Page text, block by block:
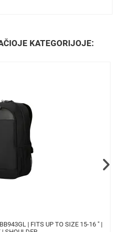
KATEGORIJOJE:
| FITS UP TO SIZE 15-16 " |